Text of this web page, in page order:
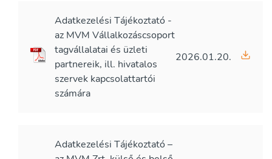
Adatkezelési Tájékoztató -
az MVM Vállalkozáscsoport
tagvállalatai és üzleti
partnereik, ill. hivatalos
szervek kapcsolattartói
számára
2026.01.20.
Adatkezelési Tájékoztató –